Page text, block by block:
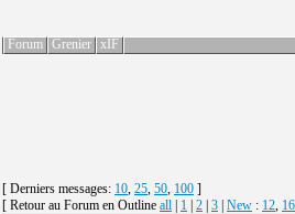
Forum Grenier xIF
[ Derniers messages: 10, 25, 50, 100 ]
[ Retour au Forum en Outline all 1 2 3 New : 12, 16